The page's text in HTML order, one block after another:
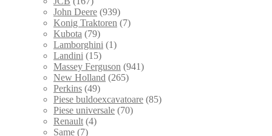
John Deere (939)
Konig Traktoren (7)
Kubota (79)
Lamborghini (1)
Landini (15)
Massey Ferguson (941)
New Holland (265)
Perkins (49)
Piese buldoexcavatoare (85)
Piese universale (70)
Renault (4)
Same (7)